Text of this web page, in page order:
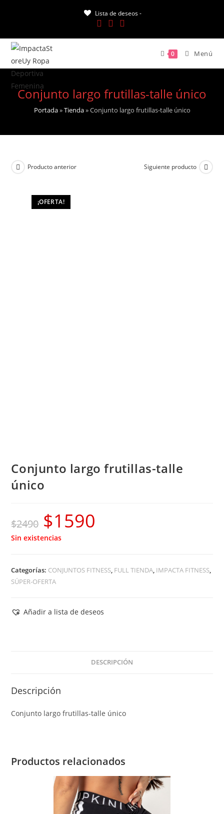
Lista de deseos -
0 Menú
Conjunto largo frutillas-talle único
Portada»Tienda»Conjunto largo frutillas-talle único
¡OFERTA!
Producto anterior Siguiente producto
Conjunto largo frutillas-talle
único
$2490 El
precio
$2490.
$1590
Sin existencias
Categorías: CONJUNTOS FITNESS, FULL TIENDA, IMPACTA FITNESS,
SÚPER-OFERTA
Añadir a lista de deseos
DESCRIPCIÓN
Descripción
Conjunto largo frutillas-talle único
Productos relacionados